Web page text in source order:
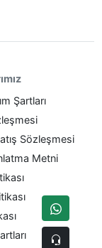
Şartları
Sözleşmesi
Metni